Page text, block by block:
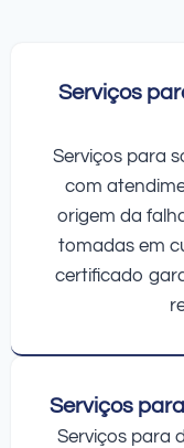
Serviços
Serviços para
com
origem da
tomadas em
certificado
Serviços
Serviços para